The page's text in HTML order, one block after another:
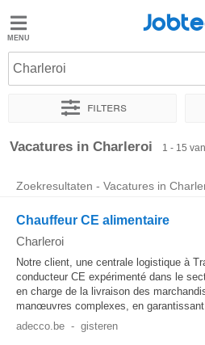
Jobted
Taal
Charleroi
Filters
Sorteer op Exacte locatie
Vacatures in Charleroi 1 - 15
Zoekresultaten - Vacatures in
Chauffeur CE alimentaire
Charleroi
Notre client, une centrale logistique à
conducteur CE expérimenté dans le
en charge de la livraison des
manœuvres complexes, en
adecco.be - gisteren